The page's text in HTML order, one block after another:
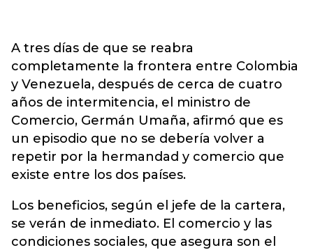
A tres días de que se reabra
completamente la frontera entre Colombia
y Venezuela, después de cerca de cuatro
años de intermitencia, el ministro de
Comercio, Germán Umaña, afirmó que es
un episodio que no se debería volver a
repetir por la hermandad y comercio que
existe entre los dos países.
Los beneficios, según el jefe de la cartera,
se verán de inmediato. El comercio y las
condiciones sociales, que asegura son el